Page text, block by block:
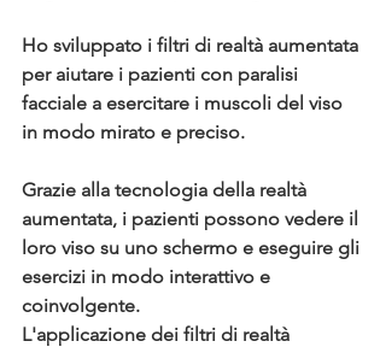
Ho sviluppato i filtri di realtà aumentata
per aiutare i pazienti con paralisi
facciale a esercitare i muscoli del viso
in modo mirato e preciso.
Grazie alla tecnologia della realtà
aumentata, i pazienti possono vedere il
loro viso su uno schermo e eseguire gli
esercizi in modo interattivo e
coinvolgente.
L'applicazione dei filtri di realtà